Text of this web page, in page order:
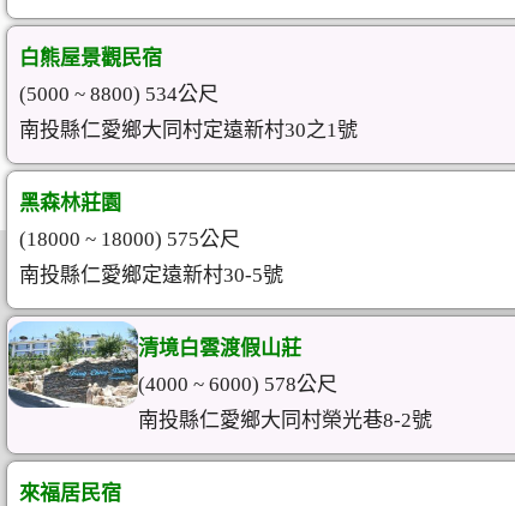
白熊屋景觀民宿
(5000 ~ 8800) 534公尺
南投縣仁愛鄉大同村定遠新村30之1號
黑森林莊園
(18000 ~ 18000) 575公尺
南投縣仁愛鄉定遠新村30-5號
清境白雲渡假山莊
(4000 ~ 6000) 578公尺
南投縣仁愛鄉大同村榮光巷8-2號
來福居民宿